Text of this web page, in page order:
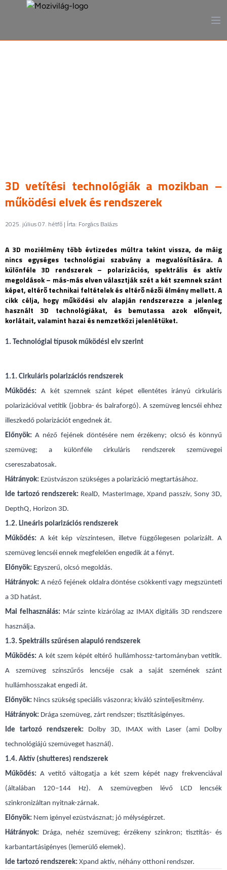
3D vetítési technológiák a mozikban –
működési elvek és rendszerek
2025. július 07. hétfő | Írta: Forgács Balázs
A 3D moziélmény több évtizedes múltra tekint vissza, de máig
nincs egységes technológiai szabvány a megvalósítására. A
különféle 3D rendszerek – polarizációs, spektrális és aktív
megoldások – más-más elven választják szét a két szemnek szánt
képet, eltérő technikai feltételek és eltérő nézői élmény mellett. A
cikk célja, hogy működési elv alapján rendszerezze a jelenleg
használt 3D technológiákat, és bemutassa azok előnyeit,
korlátait, valamint hazai és nemzetközi jelenlétüket.
1. Technológiai típusok működési elv szerint
1.1. Cirkuláris polarizációs rendszerek
Működés: A két szemnek szánt képet ellentétes irányú cirkuláris
polarizációval vetítik (jobbra- és balraforgó). A szemüveg lencséi ehhez
illeszkedő polarizációt engednek át.
Előnyök: A néző fejének döntésére nem érzékeny; olcsó és könnyű
szemüveg; a különféle cirkuláris rendszerek szemüvegei
csereszabatosak.
Hátrányok: Ezüstvászon szükséges a polarizáció megtartásához.
Ide tartozó rendszerek: RealD, MasterImage, Xpand passzív, Sony 3D,
DepthQ, Horizon 3D.
1.2. Lineáris polarizációs rendszerek
Működés: A két kép vízszintesen, illetve függőlegesen polarizált. A
szemüveg lencséi ennek megfelelően engedik át a fényt.
Előnyök: Egyszerű, olcsó megoldás.
Hátrányok: A néző fejének oldalra döntése csökkenti vagy megszünteti
a 3D hatást.
Mai felhasználás: Már szinte kizárólag az IMAX digitális 3D rendszere
használja.
1.3. Spektrális szűrésen alapuló rendszerek
Működés: A két szem képét eltérő hullámhossz-tartományban vetítik.
A szemüveg színszűrős lencséje csak a saját szemének szánt
hullámhosszakat engedi át.
Előnyök: Nincs szükség speciális vászonra; kiváló színteljesítmény.
Hátrányok: Drága szemüveg, zárt rendszer; tisztításigényes.
Ide tartozó rendszerek: Dolby 3D, IMAX with Laser (ami Dolby
technológiájú szemüveget használ).
1.4. Aktív (shutteres) rendszerek
Működés: A vetítő váltogatja a két szem képét nagy frekvenciával
(általában 120–144 Hz). A szemüvegben lévő LCD lencsék
szinkronizáltan nyitnak-zárnak.
Előnyök: Nem igényel ezüstvásznat; jó mélységérzet.
Hátrányok: Drága, nehéz szemüveg; érzékeny szinkron; tisztítás- és
karbantartásigényes (lemerülő elemek).
Ide tartozó rendszerek: Xpand aktív, néhány otthoni rendszer.